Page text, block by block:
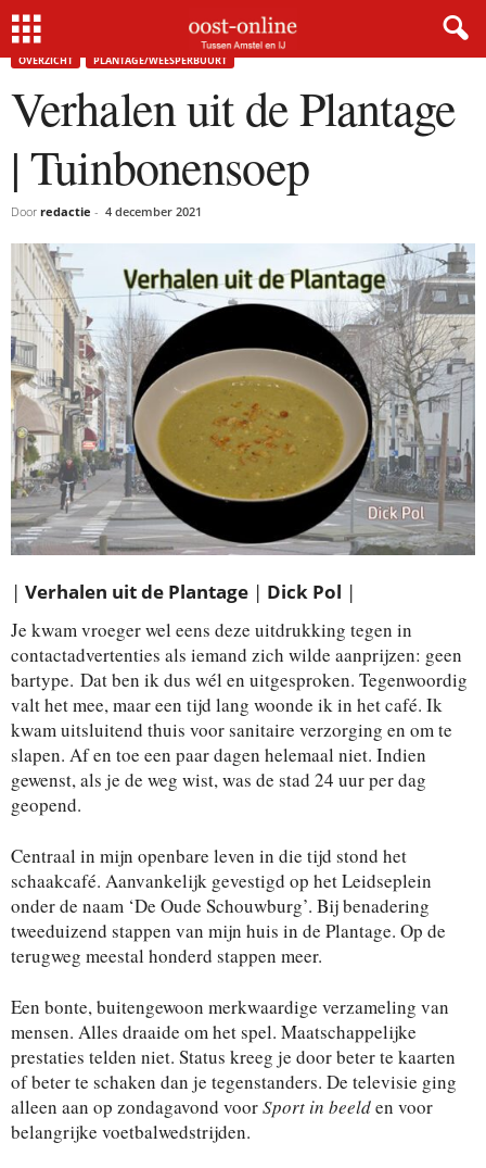
Home Verhalen uit de Plantage | Tuinbonensoep
OVERZICHT PLANTAGE/WEESPERBUURT
Verhalen uit de Plantage
| Tuinbonensoep
Door redactie - 4 december 2021
| Verhalen uit de Plantage | Dick Pol |
Je kwam vroeger wel eens deze uitdrukking tegen in
contactadvertenties als iemand zich wilde aanprijzen: geen
bartype. Dat ben ik dus wél en uitgesproken. Tegenwoordig
valt het mee, maar een tijd lang woonde ik in het café. Ik
kwam uitsluitend thuis voor sanitaire verzorging en om te
slapen. Af en toe een paar dagen helemaal niet. Indien
gewenst, als je de weg wist, was de stad 24 uur per dag
geopend.
Centraal in mijn openbare leven in die tijd stond het
schaakcafé. Aanvankelijk gevestigd op het Leidseplein
onder de naam ‘De Oude Schouwburg’. Bij benadering
tweeduizend stappen van mijn huis in de Plantage. Op de
terugweg meestal honderd stappen meer.
Een bonte, buitengewoon merkwaardige verzameling van
mensen. Alles draaide om het spel. Maatschappelijke
prestaties telden niet. Status kreeg je door beter te kaarten
of beter te schaken dan je tegenstanders. De televisie ging
alleen aan op zondagavond voorSport in beelden voor
belangrijke voetbalwedstrijden.